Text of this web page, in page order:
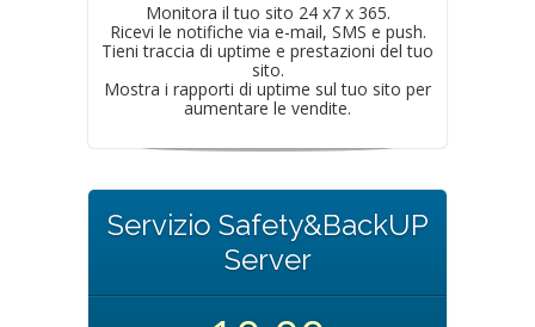
Monitora il tuo sito 24 x7 x 365.
Ricevi le notifiche via e-mail, SMS e push.
Tieni traccia di uptime e prestazioni del tuo
sito.
Mostra i rapporti di uptime sul tuo sito per
aumentare le vendite.
Servizio Safety&BackUP
Server